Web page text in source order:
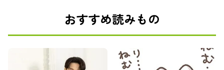
おすすめ読みもの